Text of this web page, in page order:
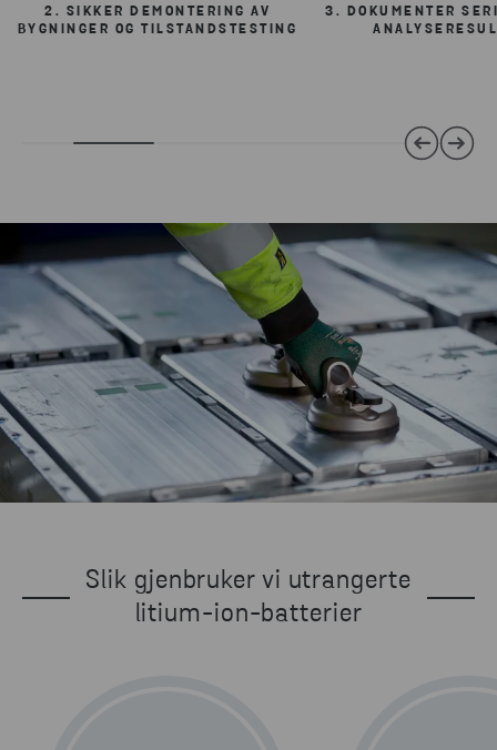
2. SIKKER DEMONTERING AV
BYGNINGER OG TILSTANDSTESTING
3. DOKUMENTER
Slik gjenbruker vi utrangerte
litium-ion-batterier